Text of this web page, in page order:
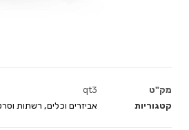
מק"ט
qt3
קטגוריות
אביזרים וכלים, רשתות